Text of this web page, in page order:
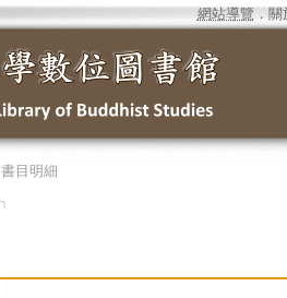
網站導覽 ． 關
書目明細